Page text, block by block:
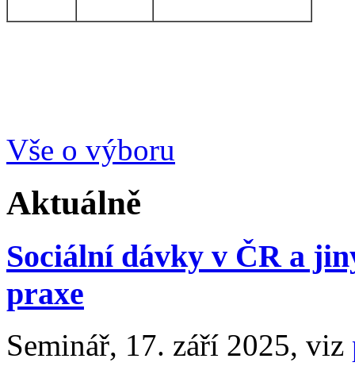
Vše o výboru
Aktuálně
Sociální dávky v ČR a
praxe
Seminář, 17. září 2025, viz